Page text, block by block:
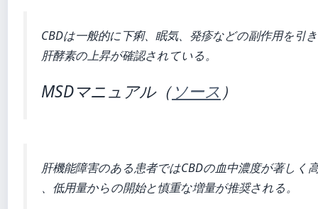
CBDは一般的に下痢、眠気、発疹などの副作用を引
肝酵素の上昇が確認されている。
MSDマニュアル（ソース ）
肝機能障害のある患者ではCBDの血中濃度が著しく
、低用量からの開始と慎重な増量が推奨される。